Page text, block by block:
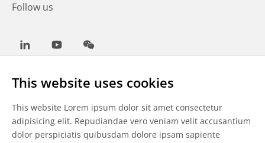
This website uses cookies
This website Lorem ipsum dolor sit amet consectetur
adipisicing elit. Repudiandae vero veniam velit accusantium
dolor perspiciatis quibusdam dolore ipsam sapiente
Follow us
LinkedInYoutubeWeChat
Общие условия
Отказ от ответственности